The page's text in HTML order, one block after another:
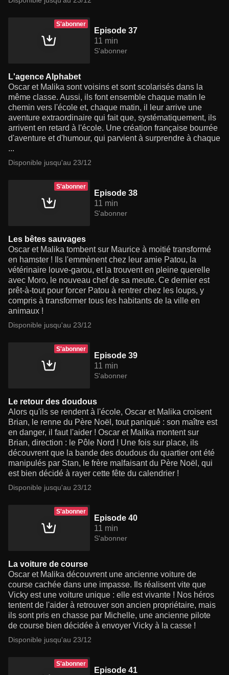
S'abonner
Episode 37
11 min
S'abonner
L'agence Alphabet
Oscar et Malika sont voisins et sont scolarisés dans la
même classe. Aussi, ils font ensemble chaque matin le
chemin vers l'école et, chaque matin, il leur arrive une
aventure extraordinaire qui fait que, systématiquement, ils
arrivent en retard à l'école. Une création française bourrée
d'aventure et d'humour, qui parvient à surprendre à chaque
...
Disponible jusqu'au 23/12
S'abonner
Episode 38
11 min
S'abonner
Les bêtes sauvages
Oscar et Malika tombent sur Maurice à moitié transformé
en hamster ! Ils l'emmènent chez leur amie Patou, la
vétérinaire louve-garou, et la trouvent en pleine querelle
avec Moro, le nouveau chef de sa meute. Ce dernier est
prêt-à-tout pour forcer Patou à rentrer chez les loups, y
compris à transformer tous les habitants de la ville en
animaux !
Disponible jusqu'au 23/12
S'abonner
Episode 39
11 min
S'abonner
Le retour des doudous
Alors qu'ils se rendent à l'école, Oscar et Malika croisent
Brian, le renne du Père Noël, tout paniqué : son maître est
en danger, il faut l'aider ! Oscar et Malika montent sur
Brian, direction : le Pôle Nord ! Une fois sur place, ils
découvrent que la bande des doudous du quartier ont été
manipulés par Stan, le frère malfaisant du Père Noël, qui
est bien décidé à rayer cette fête du calendrier !
Disponible jusqu'au 23/12
S'abonner
Episode 40
11 min
S'abonner
La voiture de course
Oscar et Malika découvrent une ancienne voiture de
course cachée dans une impasse. Ils réalisent vite que
Vicky est une voiture unique : elle est vivante ! Nos héros
tentent de l'aider à retrouver son ancien propriétaire, mais
ils sont pris en chasse par Michelle, une ancienne pilote
de course bien décidée à envoyer Vicky à la casse !
Disponible jusqu'au 23/12
S'abonner
Episode 41